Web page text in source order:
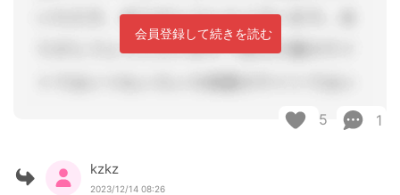
会員登録して続きを読む
5 1
kzkz
2023/12/14 08:26